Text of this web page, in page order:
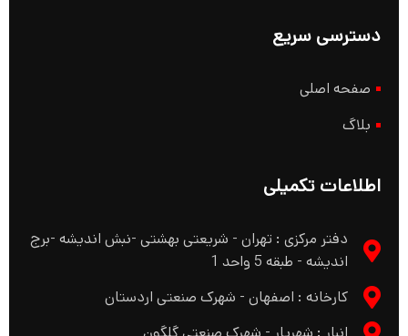
دسترسی سریع
صفحه اصلی
بلاگ
اطلاعات تکمیلی
دفتر مرکزی : تهران - شریعتی بهشتی -نبش اندیشه -برج
اندیشه - طبقه 5 واحد 1
کارخانه : اصفهان - شهرک صنعتی اردستان